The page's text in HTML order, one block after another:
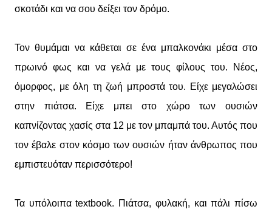
σκοτάδι και να σου δείξει τον δρόμο.
Τον θυμάμαι να κάθεται σε ένα μπαλκονάκι μέσα στο
πρωινό φως και να γελά με τους φίλους του. Νέος,
όμορφος, με όλη τη ζωή μπροστά του. Είχε μεγαλώσει
στην πιάτσα. Είχε μπει στο χώρο των ουσιών
καπνίζοντας χασίς στα 12 με τον μπαμπά του. Αυτός που
τον έβαλε στον κόσμο των ουσιών ήταν άνθρωπος που
εμπιστευόταν περισσότερο!
Τα υπόλοιπα textbook. Πιάτσα, φυλακή, και πάλι πίσω